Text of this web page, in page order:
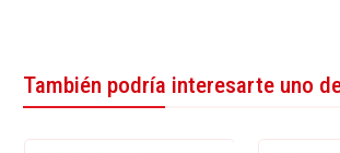
También podría interesarte uno